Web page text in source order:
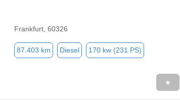
Frankfurt, 60326
87.403 km Diesel 170 kw (231 PS)
★